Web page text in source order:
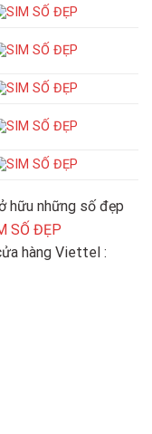
hữu những số đẹp
hàng Viettel :